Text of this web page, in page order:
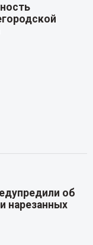
об
нарезанных